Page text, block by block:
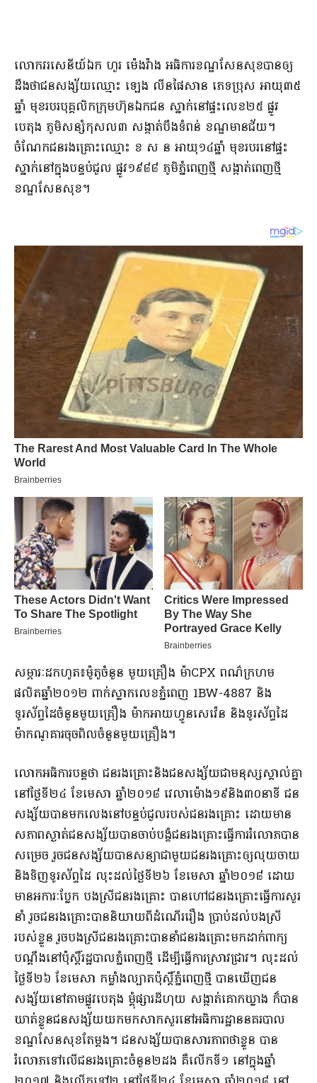
​លោក​វរសេនីយ៍ឯក ហួរ ម៉េង​វ៉ាង អធិការ​ខណ្ឌ​សែន​សុខ​បានឲ្យ
ដឹង​ថា​ជនសង្ស័​យ​ឈ្មោះ ឡេង លីន​ផៃ​សាន ភេទ​ប្រុស អាយុ​៣៥​
ឆ្នាំ មុខរបរ​បុគ្គលិក​ក្រុមហ៊ុន​ឯកជន ស្នាក់​នៅផ្ទះ​លេខ​២៥ ផ្លូវ​
បេតុង ភូមិ​សន្សំ​កុសល​៣ សង្កាត់​បឹងទំពន់ ខណ្ឌមានជ័យ​។
ចំណែក​ជនរងគ្រោះ​ឈ្មោះ ខ ស ន អាយុ​១៤​ឆ្នាំ មុខរបរ​នៅផ្ទះ
ស្នាក់នៅ​ក្នុង​បន្ទប់​ជួល ផ្លូវ​១៩៨៨ ភូមិ​ភ្នំពេញ​ថ្មី សង្កាត់​ពេញ​ថ្មី
ខណ្ឌ​សែន​សុខ​។​
​សម្ភារៈ​ដកហូត​៖​ម៉ូតូ​ចំនួន មួយគ្រឿង ម៉ា​CPX ពណ៌​ក្រហម
ផលិត​ឆ្នាំ​២០១២ ពាក់​ស្លាក​លេខ​ភ្នំពេញ 1BW-4887 និង​
ទូរស័ព្ទដៃ​ចំនួន​មួយ​គ្រឿង ម៉ាក​អាយ​ហ្វូន​សេ​វ៉េន និង​ទូរស័ព្ទដៃ​
ម៉ាក​ណូគារ​ចុច​ពិល​ចំនួន​មួយ​គ្រឿង​។​
​លោក​អធិការ​បន្ត​ថា ជនរងគ្រោះ​និង​ជនសង្ស័យ​ជា​មនុស្ស​ស្គាល់​គ្នា​
នៅ​ថ្ងៃទី​២៤ ខែ​មេសា ឆ្នាំ​២០១៨ វេលា​ម៉ោង​១៩​និង​៣០​នាទី ជន
សង្ស័យ​បាន​មកលេង​នៅ​បន្ទប់​ជួល​របស់​ជនរងគ្រោះ ដោយ​មាន​
សភាព​ស្ងាត់​ជនសង្ស័យ​បាន​ចាប់បង្ខំ​ជនរងគ្រោះ​ធ្វើការ​រំលោភ​បាន​
សម្រេច រួច​ជនសង្ស័យ​បាន​សន្យា​ជាមួយ​ជនរងគ្រោះ​ឲ្យ​លុយ​ចាយ​
និង​ទិញ​ទូរស័ព្ទដៃ លុះដល់​ថ្ងៃ​ទី​២៦ ខែ​មេសា ឆ្នាំ​២០១៨ ដោយ​
មាន​អការៈ​ប្លែក បងស្រី​ជនរងគ្រោះ បាន​ហៅ​ជនរងគ្រោះ​ធ្វើ​ការសួរ
នាំ រួច​ជនរងគ្រោះ​បាន​និយាយ​ពី​ដំណើរ​រឿង ប្រាប់​ដល់​បងស្រី​
របស់​ខ្លួន រួច​បងស្រី​ជនរងគ្រោះ​បាន​នាំ​ជនរងគ្រោះ​មក​ដាក់​ពាក្យ
បណ្តឹង​នៅ​ប៉ុស្តិ៍​រដ្ឋបាល​ភ្នំពេញ​ថ្មី ដើម្បី​ធ្វើ​ការស្រាវជ្រាវ​។ លុះដល់​
ថ្ងៃ​ទី​២៦ ខែ​មេសា កម្លាំង​ល្បាត​ប៉ុស្តិ៍​ភ្នំពេញ​ថ្មី បាន​ឃើញ​ជន
សង្ស័យ​នៅ​តាម​ផ្លូវ​បេតុង ម្តុំ​ផ្សារ​ដី​ហុយ សង្កាត់​គោក​ឃ្លា​ង ក៏​បាន​
ឃាត់ខ្លួន​ជនសង្ស័យ​យក​មក​សាកសួរ​នៅ​អធិការដ្ឋាន​នគរបាល​
ខណ្ឌ​សែន​សុខ​តែម្តង​។ ជនសង្ស័យ​បាន​សារភាពថា​ខ្លួន បាន​
រំលោភ​ទៅលើ​ជនរងគ្រោះ​ចំនួន​២​ដង គឺ​លើក​ទី​១ នៅក្នុង​ឆ្នាំ​